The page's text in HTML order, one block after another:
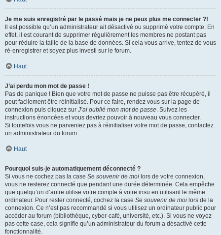
Je me suis enregistré par le passé mais je ne peux plus me connecter ?!
Il est possible qu’un administrateur ait désactivé ou supprimé votre compte. En
effet, il est courant de supprimer régulièrement les membres ne postant pas
pour réduire la taille de la base de données. Si cela vous arrive, tentez de vous
ré-enregistrer et soyez plus investi sur le forum.
Haut
J’ai perdu mon mot de passe !
Pas de panique ! Bien que votre mot de passe ne puisse pas être récupéré, il
peut facilement être réinitialisé. Pour ce faire, rendez vous sur la page de
connexion puis cliquez sur J’ai oublié mon mot de passe. Suivez les
instructions énoncées et vous devriez pouvoir à nouveau vous connecter.
Si toutefois vous ne parveniez pas à réinitialiser votre mot de passe, contactez
un administrateur du forum.
Haut
Pourquoi suis-je automatiquement déconnecté ?
Si vous ne cochez pas la case Se souvenir de moi lors de votre connexion,
vous ne resterez connecté que pendant une durée déterminée. Cela empêche
que quelqu’un d’autre utilise votre compte à votre insu en utilisant le même
ordinateur. Pour rester connecté, cochez la case Se souvenir de moi lors de la
connexion. Ce n’est pas recommandé si vous utilisez un ordinateur public pour
accéder au forum (bibliothèque, cyber-café, université, etc.). Si vous ne voyez
pas cette case, cela signifie qu’un administrateur du forum a désactivé cette
fonctionnalité.